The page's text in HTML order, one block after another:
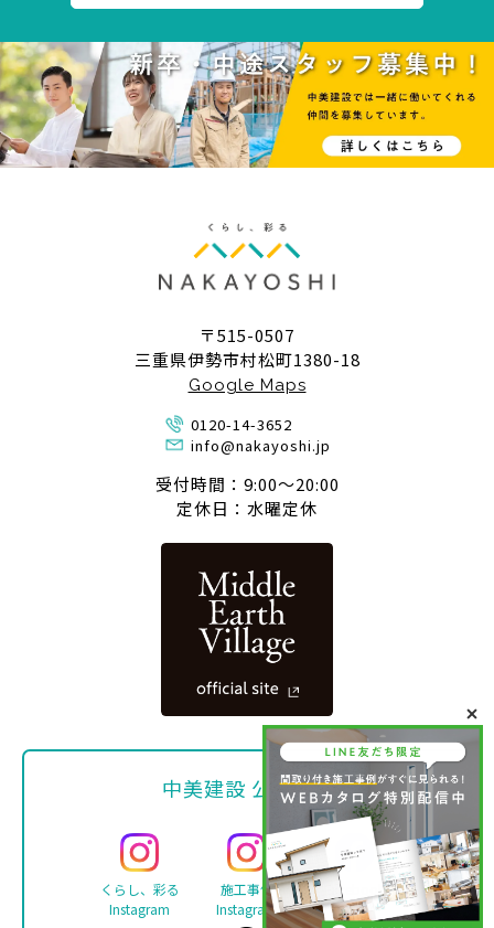
〒515-0507
三重県伊勢市村松町1380-18
Google Maps
0120-14-3652
info@nakayoshi.jp
受付時間：9:00〜20:00
定休日：水曜定休
中美建設 公式SNS
くらし、彩る
Instagram
施工事例
Instagram
Facebook